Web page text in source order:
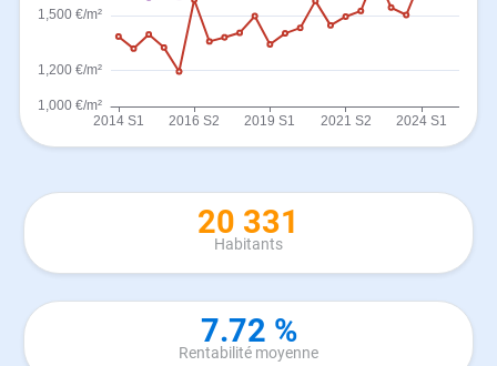
20 331
Habitants
7.72 %
Rentabilité moyenne